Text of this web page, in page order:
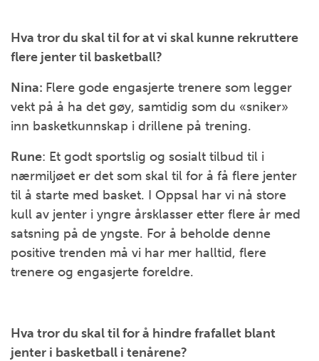
Hva tror du skal til for at vi skal kunne rekruttere
flere jenter til basketball?
Nina: Flere gode engasjerte trenere som legger
vekt på å ha det gøy, samtidig som du «sniker»
inn basketkunnskap i drillene på trening.
Rune: Et godt sportslig og sosialt tilbud til i
nærmiljøet er det som skal til for å få flere jenter
til å starte med basket. I Oppsal har vi nå store
kull av jenter i yngre årsklasser etter flere år med
satsning på de yngste. For å beholde denne
positive trenden må vi har mer halltid, flere
trenere og engasjerte foreldre.
Hva tror du skal til for å hindre frafallet blant
jenter i basketball i tenårene?